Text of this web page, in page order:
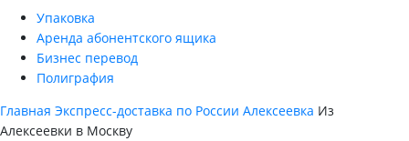
Упаковка
Аренда абонентского ящика
Бизнес перевод
Полиграфия
Главная Экспресс-доставка по России Алексеевка Из
Алексеевки в Москву